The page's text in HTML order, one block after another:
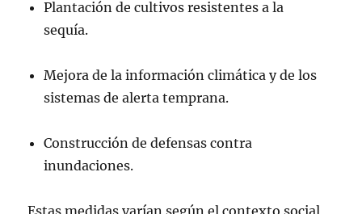
Plantación de cultivos resistentes a la
sequía.
Mejora de la información climática y de los
sistemas de alerta temprana.
Construcción de defensas contra
inundaciones.